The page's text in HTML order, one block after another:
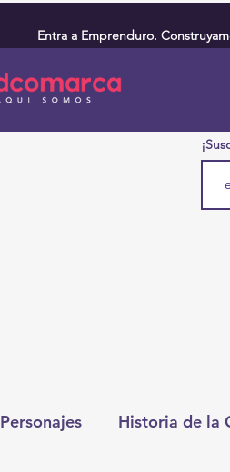
Entra a Emprenduro.
Personajes Historia de la